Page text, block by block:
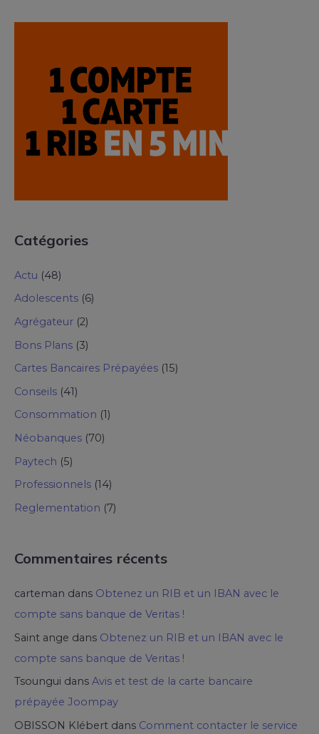
Catégories
Actu (48)
Adolescents (6)
Agrégateur (2)
Bons Plans (3)
Cartes Bancaires Prépayées (15)
Conseils (41)
Consommation (1)
Néobanques (70)
Paytech (5)
Professionnels (14)
Reglementation (7)
Commentaires récents
carteman dans Obtenez un RIB et un IBAN avec le
compte sans banque de Veritas !
Saint ange dans Obtenez un RIB et un IBAN avec le
compte sans banque de Veritas !
Tsoungui dans Avis et test de la carte bancaire
prépayée Joompay
OBISSON Klébert dans Comment contacter le service